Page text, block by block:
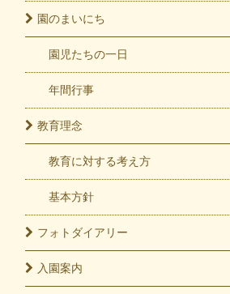
園のまいにち
園児たちの一日
年間行事
教育理念
教育に対する考え方
基本方針
フォト ダイアリー
入園案内